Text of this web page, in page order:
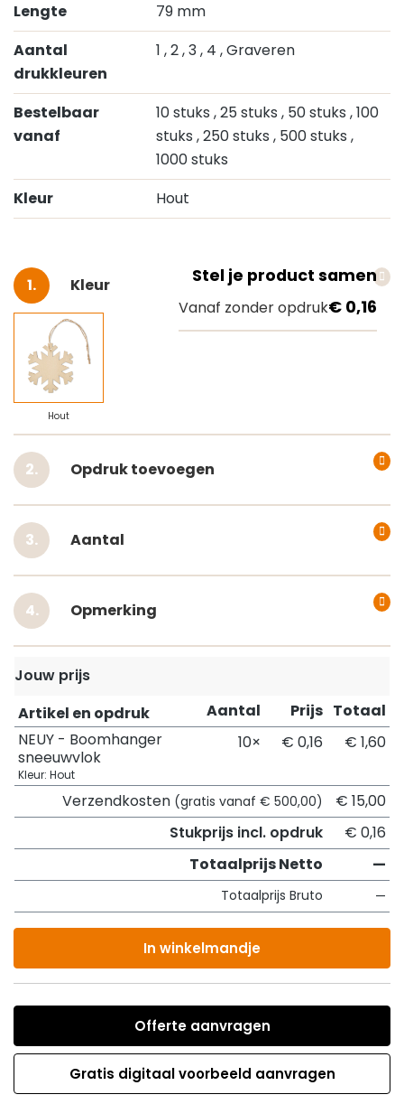
Lengte
79 mm
Aantal
drukkleuren
1 , 2, 3, 4 , Graveren
Bestelbaar
vanaf
10 stuks , 25 stuks , 50 stuks , 100
stuks , 250 stuks , 500 stuks ,
1000 stuks
Kleur
Hout
Stel je product samen
Vanaf zonder opdruk€ 0,16
Selecteer
Kleur
Hout
Opdruk toevoegen
Aantal
Opmerking
Jouw prijs
Artikel en opdruk
Aantal Prijs Totaal
NEUY - Boomhanger
sneeuwvlok
Kleur: Hout
10× € 0,16 € 1,60
Verzendkosten (gratis vanaf € 500,00)
€ 15,00
Stukprijs incl. opdruk
€ 0,16
Totaalprijs Netto
—
Totaalprijs Bruto —
In winkelmandje
Offerte aanvragen
Gratis digitaal voorbeeld aanvragen